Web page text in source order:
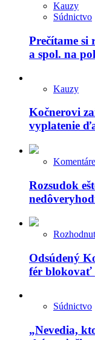
Kauzy
Súdnictvo
Prečítame si
a spol. na
Kauzy
Kočnerovi
vyplatenie
Komentáre
Rozsudok
Odsúdený
fér blokovať
Súdnictvo
„Nevedia,